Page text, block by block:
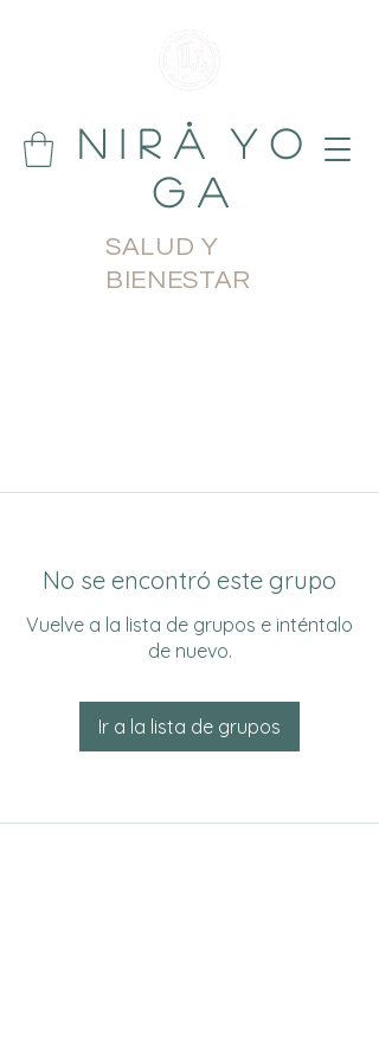
N i r å Y o
g a
SALUD Y
BIENESTAR
No se encontró este grupo
Vuelve a la lista de grupos e inténtalo
de nuevo.
Ir a la lista de grupos